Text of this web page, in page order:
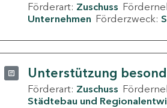
Förderart: Zuschuss
Unternehmen Förderzweck:
Unterstützung
Förderart: Zuschuss
Städtebau und